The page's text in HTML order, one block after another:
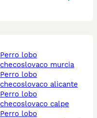
perro lobo
checoslovaco murcia
perro lobo
checoslovaco alicante
perro lobo
checoslovaco calpe
perro lobo